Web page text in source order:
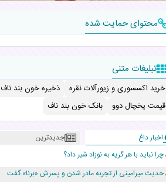
محتوای حمایت شده
تبلیغات متنی
خرید اکسسوری و زیورآلات نقره ذخیره خون بند ناف
قیمت یخچال دوو
بانک خون بند ناف
اخبار داغ جدیدترین
چرا نباید با هر گریه به نوزاد شیر داد؟
حدیث میرامینی از تجربه مادر شدن و پسرش «برنا» گفت